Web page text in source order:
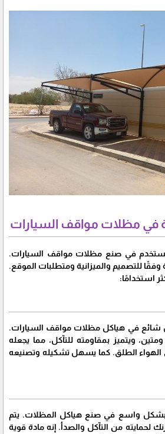
في مظلات مواقف السيارات
في صنع مظلات مواقف السيارات.
للتصميم والميزانية ومتطلبات الموقع.
استخدامًا:
شائع في هياكل مظلات مواقف السيارات.
ويتميز بمقاومته للتآكل، مما يجعله
الهواء الطلق. كما يسهل تشكيله وتصنيعه
بشكل واسع في صنع هياكل المظلات. يتم
لحمايته من التآكل والصدأ. إنه مادة قوية